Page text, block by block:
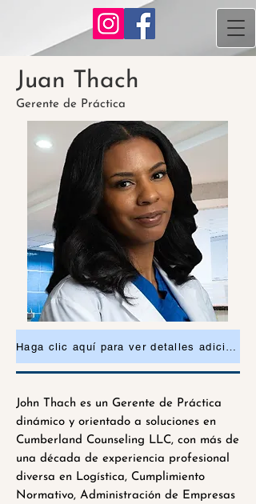
Juan Thach
Gerente de Práctica
John Thach es un Gerente de Práctica
dinámico y orientado a soluciones en
Cumberland Counseling LLC, con más de
una década de experiencia profesional
diversa en Logística, Cumplimiento
Normativo, Administración de Empresas